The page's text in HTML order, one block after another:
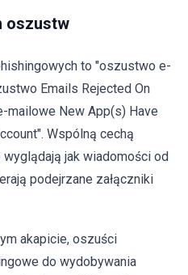
oszustw
to "oszustwo e-
Emails Rejected On
mailowe New App(s) Have
Wspólną cechą
jak wiadomości od
podejrzane załączniki
akapicie, oszuści
do wydobywania